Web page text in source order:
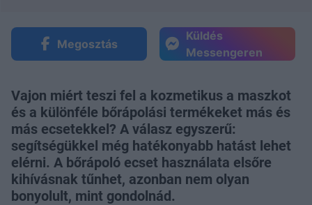
Megosztás
Küldés
Messengeren
Vajon miért teszi fel a kozmetikus a maszkot
és a különféle bőrápolási termékeket más és
más ecsetekkel? A válasz egyszerű:
segítségükkel még hatékonyabb hatást lehet
elérni. A bőrápoló ecset használata elsőre
kihívásnak tűnhet, azonban nem olyan
bonyolult, mint gondolnád.